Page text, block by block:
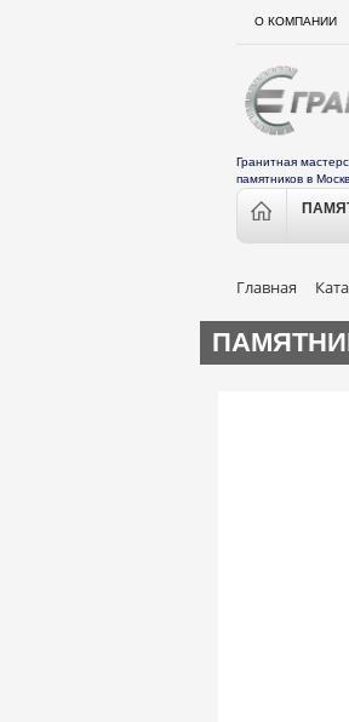
О КОМПАНИИ
Гранитная
памятников в
Главная